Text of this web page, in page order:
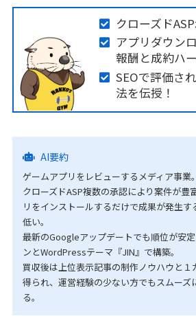
クローズド
アプリダウン
報酬と成約ハ
SEOで評価さ
法を伝授！
AI要約
ゲームアプリをレビューするメディア事業。
クローズドASP複数の承認により案件が豊
リをインストールするだけで成果が発生
低い。
最新のGoogleアップデートでも順位が安
ンとWordPressテーマ『JIN』で構築。
買収後は上位表示記事の制作ノウハウと
得られ、運営経験の少ない方でもスムーズ
る。